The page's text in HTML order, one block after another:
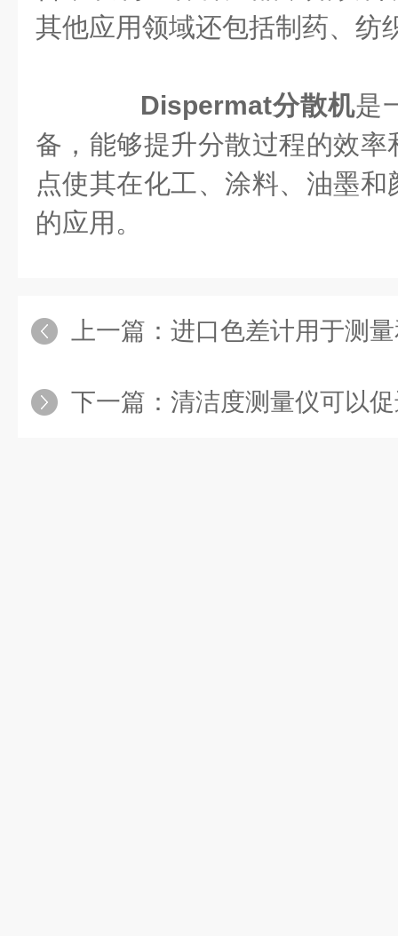
其他应用领域还包括制药、纺
Dispermat分散机是
备，能够提升分散过程的效
点使其在化工、涂料、油墨
的应用。
上一篇： 进口色差计用于测
下一篇： 清洁度测量仪可以